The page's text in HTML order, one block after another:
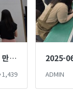
2025-06-13 플레이콘, 팔찌 만들기 공예 프로그램
1,439 ADMIN